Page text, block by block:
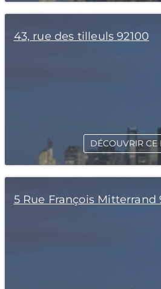
43, rue des tilleuls 92100
DÉCOUVRIR CE
5 Rue François Mitterrand